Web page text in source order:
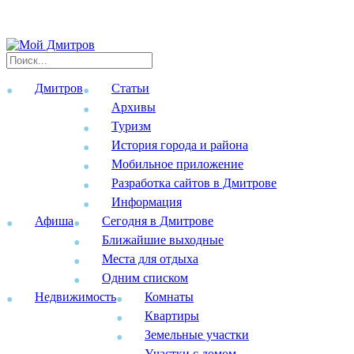
Дмитров
Статьи
Архивы
Туризм
История города и района
Мобильное приложение
Разработка сайтов в Дмитрове
Информация
Афиша
Сегодня в Дмитрове
Ближайшие выходные
Места для отдыха
Одним списком
Недвижимость
Комнаты
Квартиры
Земельные участки